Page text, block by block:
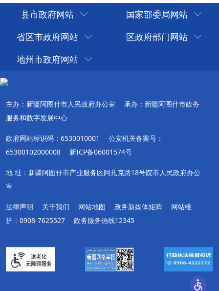
县市政府网站
国家部委局网站
省区市政府网站
区政府部门网站
地州市政府网站
主办：新疆阿图什市人民政府办公室
承办：新疆阿图什市政务
服务和数字发展中心
政府网站标识码：6530010001
公安机关备案号：
65300102000008
新ICP备06001574号
地 址：新疆阿图什市产业服务区阿扎克路18号院市人民政府办公
室
法律声明 关于我们 网站地图 政务新媒体矩阵
网站维
护：0908-7625527
政务服务热线12345